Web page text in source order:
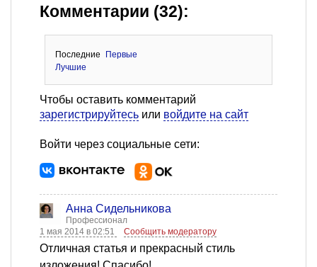
Комментарии (32):
Последние
Первые
Лучшие
Чтобы оставить комментарий
зарегистрируйтесь или войдите на сайт
Войти через социальные сети:
Анна Сидельникова
Профессионал
1 мая 2014 в 02:51
Сообщить модератору
Отличная статья и прекрасный стиль